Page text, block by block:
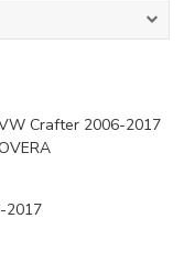
Crafter 2006-2017
2017